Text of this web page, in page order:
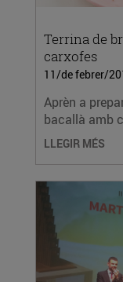
Terrina de
carxofes
11/de febrer/
Aprèn a
bacallà amb
LLEGIR MÉS